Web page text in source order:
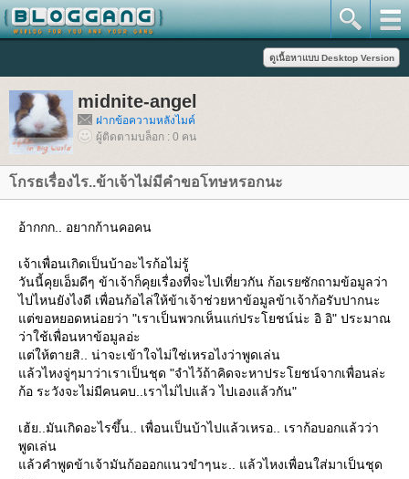
midnite-angel
ฝากข้อความหลังไมค์
ผู้ติดตามบล็อก : 0 คน
กรธเรื่องไร..ข้าเจ้าไม่มีคำขอโทษหรอกนะ
อ้ากกก.. อยากก้านคอคน
เจ้าเพื่อนเกิดเป็นบ้าอะไรก้อไม่รู้
วันนี้คุยเอ็มดีๆ ข้าเจ้าก็คุยเรื่องที่จะไปเที่ยวกัน ก้อเรยซักถามข้อมูลว่า
ไปไหนยังไงดี เพื่อนก้อไล่ให้ข้าเจ้าช่วยหาข้อมูลข้าเจ้าก้อรับปากนะ
ต่ขอหยอดหน่อยว่า "เราเป็นพวกเห็นแก่ประโยชน์น่ะ อิ อิ" ประมาณ
ว่าใช้เพื่อนหาข้อมูลอ่ะ
ต่ให้ตายสิ.. น่าจะเข้าใจไม่ใช่เหรอไงว่าพูดเล่น
ล้วไหงจู่ๆมาว่าเราเป็นชุด "จำไว้ถ้าคิดจะหาประโยชน์จากเพื่อนล่ะ
ก้อ ระวังจะไม่มีคนคบ..เราไม่ไปแล้ว ไปเองแล้วกัน"
เฮ้ย..มันเกิดอะไรขึ้น.. เพื่อนเป็นบ้าไปแล้วเหรอ.. เราก้อบอกแล้วว่า
พูดเล่น
ล้วคำพูดข้าเจ้ามันก้อออกแนวขำๆนะ.. แล้วไหงเพื่อนใส่มาเป็นชุด